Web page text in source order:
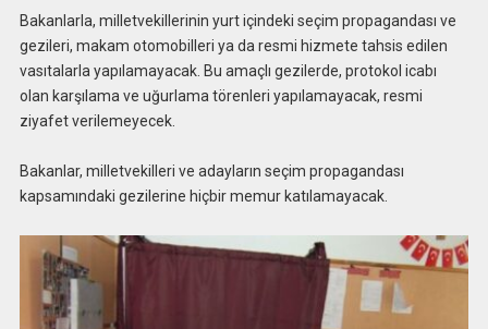
Bakanlarla, milletvekillerinin yurt içindeki seçim propagandası ve
gezileri, makam otomobilleri ya da resmi hizmete tahsis edilen
vasıtalarla yapılamayacak. Bu amaçlı gezilerde, protokol icabı
olan karşılama ve uğurlama törenleri yapılamayacak, resmi
ziyafet verilemeyecek.
Bakanlar, milletvekilleri ve adayların seçim propagandası
kapsamındaki gezilerine hiçbir memur katılamayacak.